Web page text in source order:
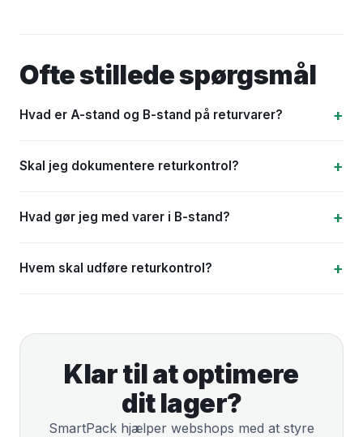
Ofte stillede spørgsmål
Hvad er A-stand og B-stand på returvarer?
Skal jeg dokumentere returkontrol?
Hvad gør jeg med varer i B-stand?
Hvem skal udføre returkontrol?
Klar til at optimere
dit lager?
SmartPack hjælper webshops med at styre